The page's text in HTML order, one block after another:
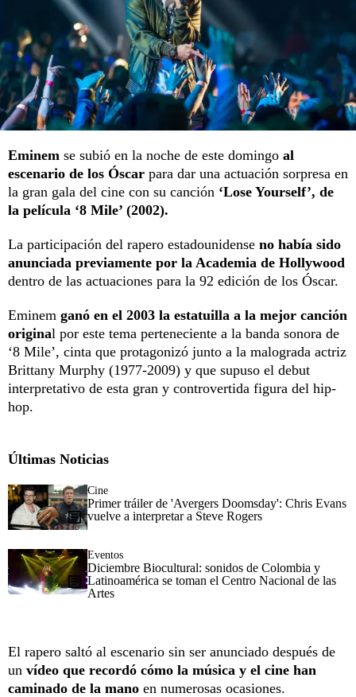
Eminem se subió en la noche de este domingo al
escenario de los Óscar para dar una actuación sorpresa en
la gran gala del cine con su canción ‘Lose Yourself’, de
la película ‘8 Mile’ (2002).
La participación del rapero estadounidense no había sido
anunciada previamente por la Academia de Hollywood
dentro de las actuaciones para la 92 edición de los Óscar.
Eminem ganó en el 2003 la estatuilla a la mejor canción
original por este tema perteneciente a la banda sonora de
‘8 Mile’, cinta que protagonizó junto a la malograda actriz
Brittany Murphy (1977-2009) y que supuso el debut
interpretativo de esta gran y controvertida figura del hip-
hop.
Últimas Noticias
Cine
Primer tráiler de 'Avergers Doomsday': Chris Evans
vuelve a interpretar a Steve Rogers
Eventos
Diciembre Biocultural: sonidos de Colombia y
Latinoamérica se toman el Centro Nacional de las
Artes
El rapero saltó al escenario sin ser anunciado después de
un vídeo que recordó cómo la música y el cine han
caminado de la mano en numerosas ocasiones.